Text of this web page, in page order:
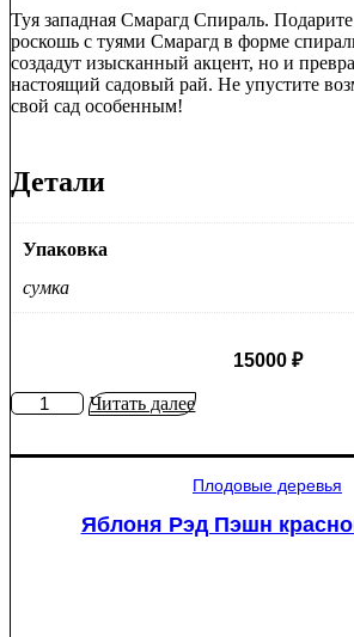
Туя западная Смарагд Спираль.
роскошь с туями Смарагд в форме
создадут изысканный акцент, но и
настоящий садовый рай. Не упустите
свой сад особенным!
Детали
Упаковка
сумка
15000 ₽
КоличествоЧитать далее
Плодовые деревья
Яблоня Рэд Пэшн